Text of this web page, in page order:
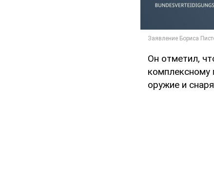
Он отметил,
комплексному
оружие и